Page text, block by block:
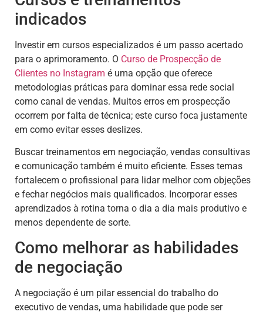
indicados
Investir em cursos especializados é um passo acertado
para o aprimoramento. O Curso de Prospecção de
Clientes no Instagram é uma opção que oferece
metodologias práticas para dominar essa rede social
como canal de vendas. Muitos erros em prospecção
ocorrem por falta de técnica; este curso foca justamente
em como evitar esses deslizes.
Buscar treinamentos em negociação, vendas consultivas
e comunicação também é muito eficiente. Esses temas
fortalecem o profissional para lidar melhor com objeções
e fechar negócios mais qualificados. Incorporar esses
aprendizados à rotina torna o dia a dia mais produtivo e
menos dependente de sorte.
Como melhorar as habilidades
de negociação
A negociação é um pilar essencial do trabalho do
executivo de vendas, uma habilidade que pode ser